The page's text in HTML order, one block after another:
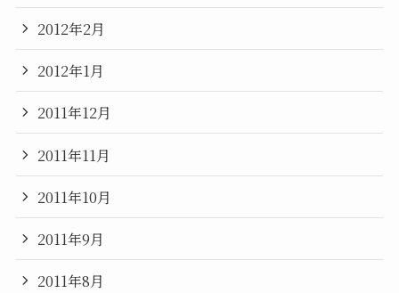
2012年2月
2012年1月
2011年12月
2011年11月
2011年10月
2011年9月
2011年8月